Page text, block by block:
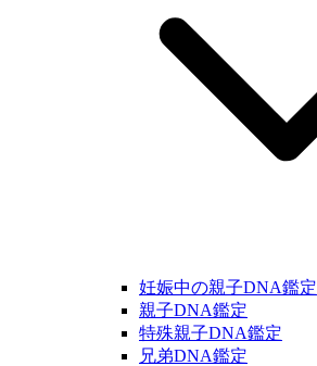
妊娠中の親子DNA鑑定
親子DNA鑑定
特殊親子DNA鑑定
兄弟DNA鑑定